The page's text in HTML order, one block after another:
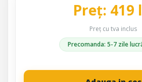
Preț: 419
Preț cu tva inclus
Precomanda: 5-7 zile